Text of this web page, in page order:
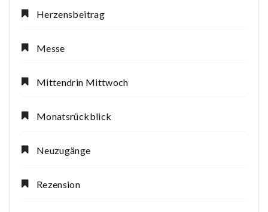
Herzensbeitrag
Messe
Mittendrin Mittwoch
Monatsrückblick
Neuzugänge
Rezension